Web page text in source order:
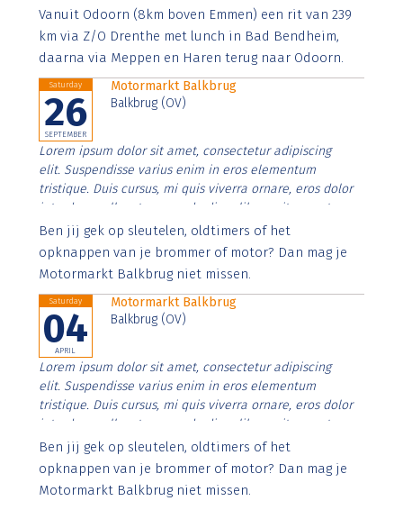
Aenean faucibus nibh et justo cursus id rutrum lorem
imperdiet. Nunc ut sem vitae risus tristique posuere.
Vanuit Odoorn (8km boven Emmen) een rit van 239
km via Z/O Drenthe met lunch in Bad Bendheim,
daarna via Meppen en Haren terug naar Odoorn.
Saturday
26
SEPTEMBER
Motormarkt Balkbrug
Balkbrug (OV)
Lorem ipsum dolor sit amet, consectetur adipiscing
elit. Suspendisse varius enim in eros elementum
tristique. Duis cursus, mi quis viverra ornare, eros dolor
interdum nulla, ut commodo diam libero vitae erat.
Aenean faucibus nibh et justo cursus id rutrum lorem
imperdiet. Nunc ut sem vitae risus tristique posuere.
Ben jij gek op sleutelen, oldtimers of het
opknappen van je brommer of motor? Dan mag je
Motormarkt Balkbrug niet missen.
Saturday
04
APRIL
Motormarkt Balkbrug
Balkbrug (OV)
Lorem ipsum dolor sit amet, consectetur adipiscing
elit. Suspendisse varius enim in eros elementum
tristique. Duis cursus, mi quis viverra ornare, eros dolor
interdum nulla, ut commodo diam libero vitae erat.
Aenean faucibus nibh et justo cursus id rutrum lorem
imperdiet. Nunc ut sem vitae risus tristique posuere.
Ben jij gek op sleutelen, oldtimers of het
opknappen van je brommer of motor? Dan mag je
Motormarkt Balkbrug niet missen.